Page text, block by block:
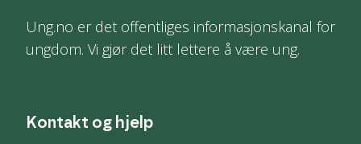
Ung.no er det offentliges informasjonskanal for
ungdom. Vi gjør det litt lettere å være ung.
Kontakt og hjelp